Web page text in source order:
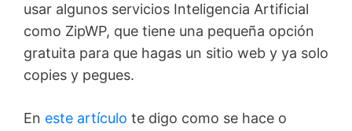
usar algunos servicios Inteligencia Artificial
como ZipWP, que tiene una pequeña opción
gratuita para que hagas un sitio web y ya solo
copies y pegues.
En este artículo te digo como se hace o